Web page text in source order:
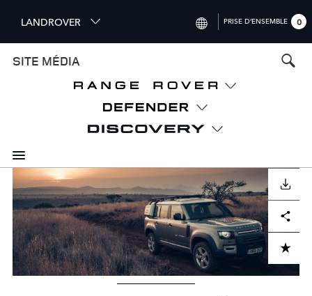
i
p
n
c
o
n
e
n
LANDROVER
NORTH AMERICA (ENGLISH)
CHINA (中国（中文))
FRANCE (FRANÇAIS)
SPAIN (ESPAÑOL)
ITALY (ITALIANO)
PRISE D’ENSEMBLE 0
SITE MÉDIA
Visuel
TÉLÉCHARGER
ADD TO CART
Facebook
X LinkedInShare